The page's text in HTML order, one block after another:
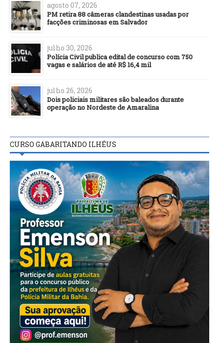
agosto 07, 2026
PM retira 88 câmeras clandestinas usadas por
facções criminosas em Salvador
julho 30, 2026
Polícia Civil publica edital de concurso com 750
vagas e salários de até R$ 16,4 mil
julho 26, 2026
Dois policiais militares são baleados durante
operação no Nordeste de Amaralina
CURSO GABARITANDO ILHÉUS